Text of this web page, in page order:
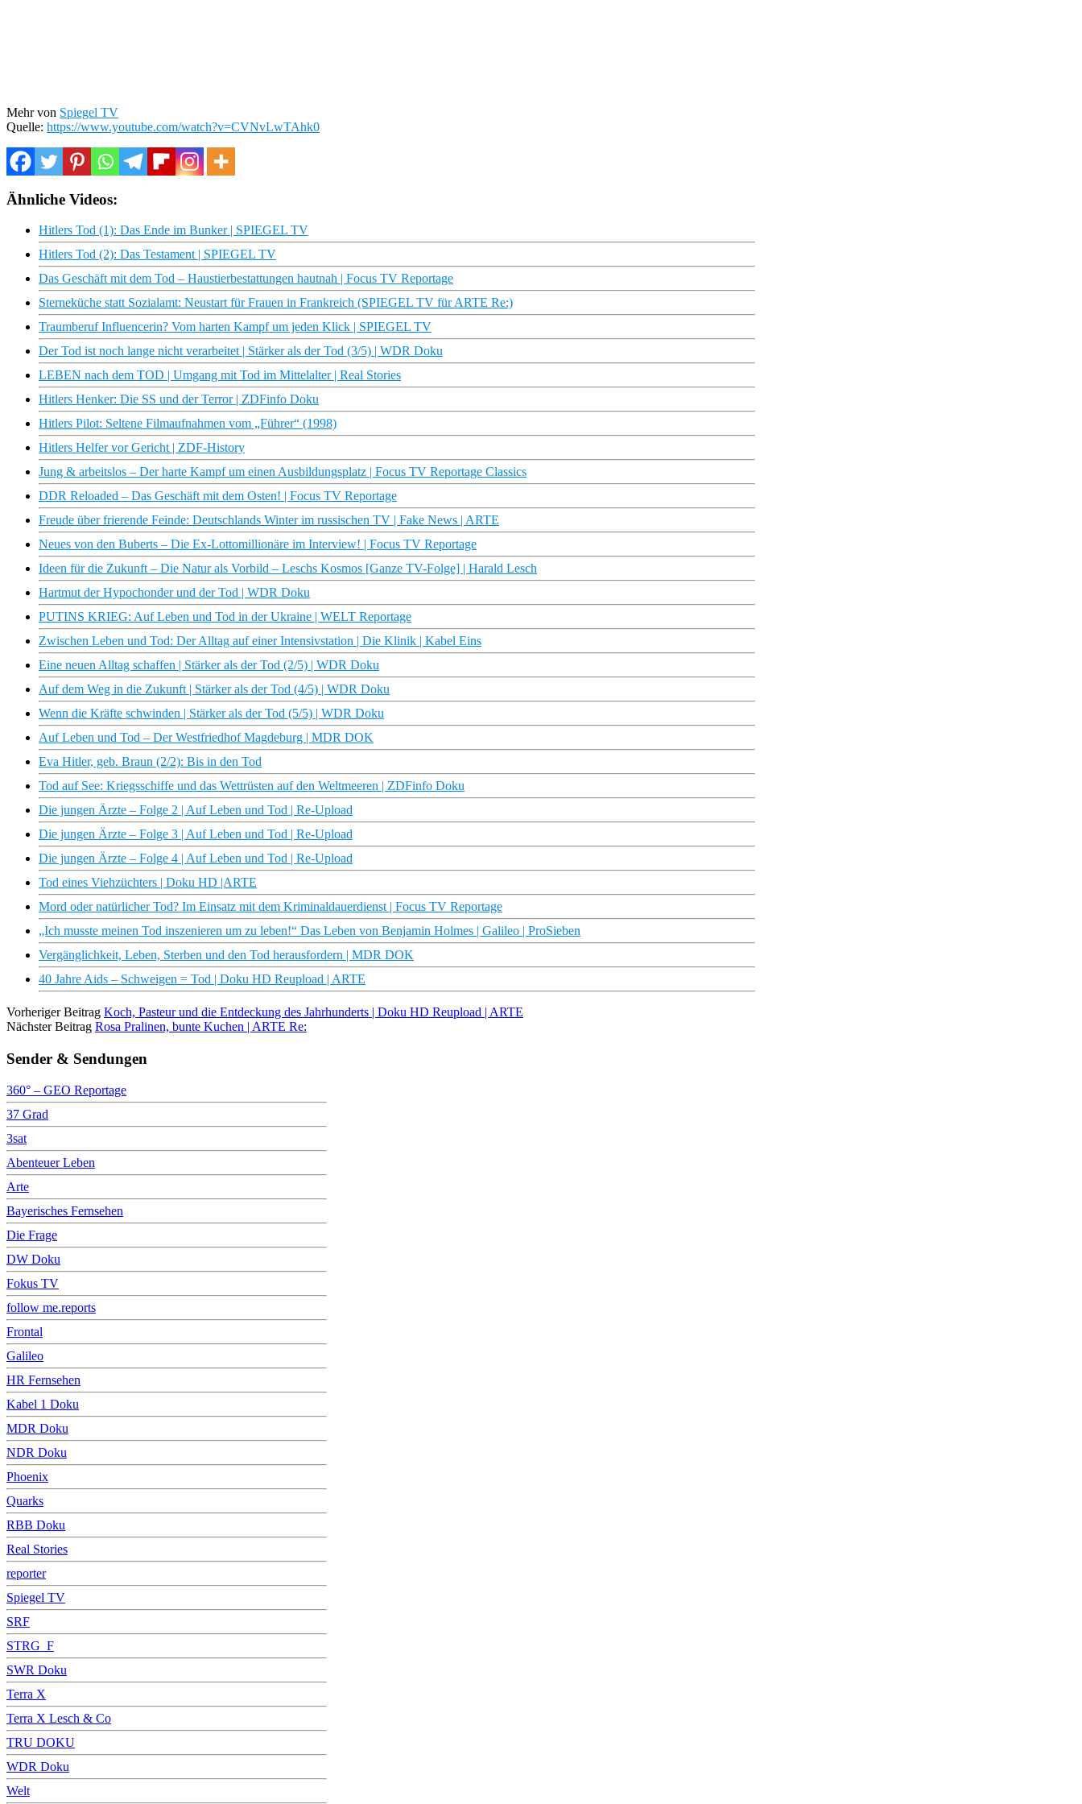
Mehr von Spiegel TV
Quelle: https://www.youtube.com/watch?v=CVNvLwTAhk0
Ähnliche Videos:
Hitlers Tod (1): Das Ende im Bunker | SPIEGEL TV
Hitlers Tod (2): Das Testament | SPIEGEL TV
Das Geschäft mit dem Tod – Haustierbestattungen hautnah | Focus TV Reportage
Sterneküche statt Sozialamt: Neustart für Frauen in Frankreich (SPIEGEL TV für ARTE Re:)
Traumberuf Influencerin? Vom harten Kampf um jeden Klick | SPIEGEL TV
Der Tod ist noch lange nicht verarbeitet | Stärker als der Tod (3/5) | WDR Doku
LEBEN nach dem TOD | Umgang mit Tod im Mittelalter | Real Stories
Hitlers Henker: Die SS und der Terror | ZDFinfo Doku
Hitlers Pilot: Seltene Filmaufnahmen vom „Führer“ (1998)
Hitlers Helfer vor Gericht | ZDF-History
Jung & arbeitslos – Der harte Kampf um einen Ausbildungsplatz | Focus TV Reportage Classics
DDR Reloaded – Das Geschäft mit dem Osten! | Focus TV Reportage
Freude über frierende Feinde: Deutschlands Winter im russischen TV | Fake News | ARTE
Neues von den Buberts – Die Ex-Lottomillionäre im Interview! | Focus TV Reportage
Ideen für die Zukunft – Die Natur als Vorbild – Leschs Kosmos [Ganze TV-Folge] | Harald Lesch
Hartmut der Hypochonder und der Tod | WDR Doku
PUTINS KRIEG: Auf Leben und Tod in der Ukraine | WELT Reportage
Zwischen Leben und Tod: Der Alltag auf einer Intensivstation | Die Klinik | Kabel Eins
Eine neuen Alltag schaffen | Stärker als der Tod (2/5) | WDR Doku
Auf dem Weg in die Zukunft | Stärker als der Tod (4/5) | WDR Doku
Wenn die Kräfte schwinden | Stärker als der Tod (5/5) | WDR Doku
Auf Leben und Tod – Der Westfriedhof Magdeburg | MDR DOK
Eva Hitler, geb. Braun (2/2): Bis in den Tod
Tod auf See: Kriegsschiffe und das Wettrüsten auf den Weltmeeren | ZDFinfo Doku
Die jungen Ärzte – Folge 2 | Auf Leben und Tod | Re-Upload
Die jungen Ärzte – Folge 3 | Auf Leben und Tod | Re-Upload
Die jungen Ärzte – Folge 4 | Auf Leben und Tod | Re-Upload
Tod eines Viehzüchters | Doku HD |ARTE
Mord oder natürlicher Tod? Im Einsatz mit dem Kriminaldauerdienst | Focus TV Reportage
„Ich musste meinen Tod inszenieren um zu leben!“ Das Leben von Benjamin Holmes | Galileo | ProSieben
Vergänglichkeit, Leben, Sterben und den Tod herausfordern | MDR DOK
40 Jahre Aids – Schweigen = Tod | Doku HD Reupload | ARTE
Vorheriger Beitrag Koch, Pasteur und die Entdeckung des Jahrhunderts | Doku HD Reupload | ARTE
Nächster Beitrag Rosa Pralinen, bunte Kuchen | ARTE Re:
Sender & Sendungen
360° – GEO Reportage
37 Grad
3sat
Abenteuer Leben
Arte
Bayerisches Fernsehen
Die Frage
DW Doku
Fokus TV
follow me.reports
Frontal
Galileo
HR Fernsehen
Kabel 1 Doku
MDR Doku
NDR Doku
Phoenix
Quarks
RBB Doku
Real Stories
reporter
Spiegel TV
SRF
STRG_F
SWR Doku
Terra X
Terra X Lesch & Co
TRU DOKU
WDR Doku
Welt